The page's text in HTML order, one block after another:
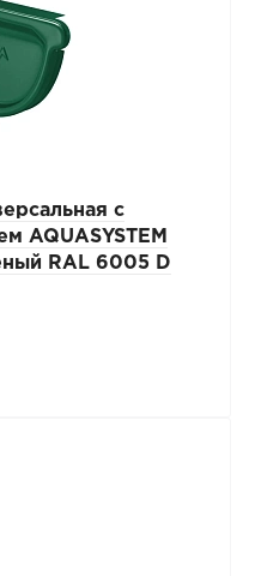
с
AQUASYSTEM
RAL 6005 D